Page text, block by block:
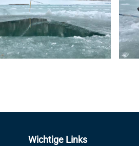
Wichtige Links